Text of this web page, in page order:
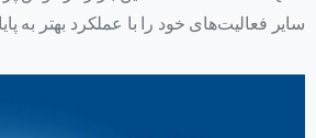
سایر فعالیت‌های خود را با عملکرد بهتر به